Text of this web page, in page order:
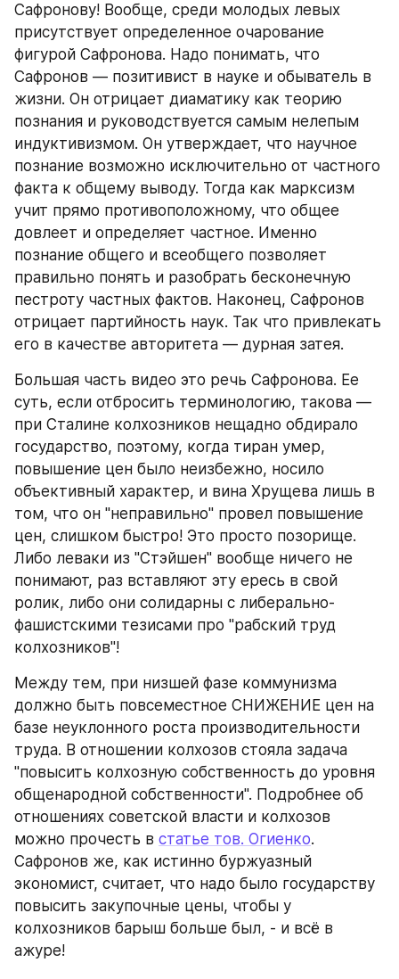
Сафронову! Вообще, среди молодых левых
присутствует определенное очарование
фигурой Сафронова. Надо понимать, что
Сафронов — позитивист в науке и обыватель в
жизни. Он отрицает диаматику как теорию
познания и руководствуется самым нелепым
индуктивизмом. Он утверждает, что научное
познание возможно исключительно от частного
факта к общему выводу. Тогда как марксизм
учит прямо противоположному, что общее
довлеет и определяет частное. Именно
познание общего и всеобщего позволяет
правильно понять и разобрать бесконечную
пестроту частных фактов. Наконец, Сафронов
отрицает партийность наук. Так что привлекать
его в качестве авторитета — дурная затея.
Большая часть видео это речь Сафронова. Ее
суть, если отбросить терминологию, такова —
при Сталине колхозников нещадно обдирало
государство, поэтому, когда тиран умер,
повышение цен было неизбежно, носило
объективный характер, и вина Хрущева лишь в
том, что он "неправильно" провел повышение
цен, слишком быстро! Это просто позорище.
Либо леваки из "Стэйшен" вообще ничего не
понимают, раз вставляют эту ересь в свой
ролик, либо они солидарны с либерально-
фашистскими тезисами про "рабский труд
колхозников"!
Между тем, при низшей фазе коммунизма
должно быть повсеместное СНИЖЕНИЕ цен на
базе неуклонного роста производительности
труда. В отношении колхозов стояла задача
"повысить колхозную собственность до уровня
общенародной собственности". Подробнее об
отношениях советской власти и колхозов
можно прочесть в статье тов. Огиенко.
Сафронов же, как истинно буржуазный
экономист, считает, что надо было государству
повысить закупочные цены, чтобы у
колхозников барыш больше был, - и всё в
ажуре!